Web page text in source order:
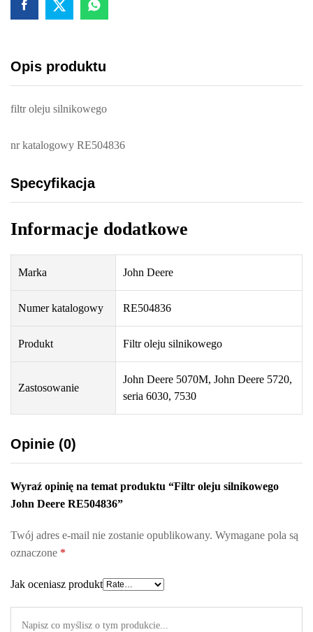
Opis produktu
filtr oleju silnikowego
nr katalogowy RE504836
Specyfikacja
Informacje dodatkowe
Marka John Deere
Numer katalogowy RE504836
Produkt Filtr oleju silnikowego
Zastosowanie
John Deere 5070M, John Deere 5720,
seria 6030, 7530
Opinie (0)
Wyraź opinię na temat produktu “Filtr oleju silnikowego
John Deere RE504836”
Twój adres e-mail nie zostanie opublikowany. Wymagane pola są
oznaczone *
Jak oceniasz produkt